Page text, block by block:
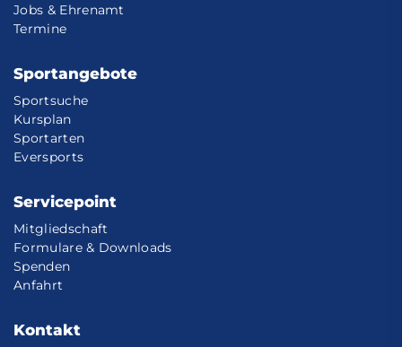
Jobs & Ehrenamt
Termine
Sportangebote
Sportsuche
Kursplan
Sportarten
Eversports
Servicepoint
Mitgliedschaft
Formulare & Downloads
Spenden
Anfahrt
Kontakt